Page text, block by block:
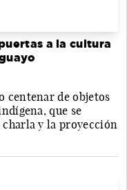
a la cultura
centenar de objetos
que se
y la proyección